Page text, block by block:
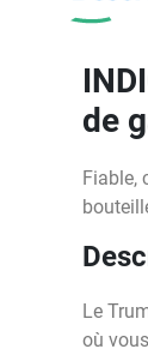
de
Fiable,
Le
où